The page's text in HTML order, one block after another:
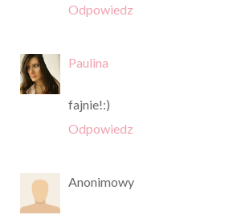
Odpowiedz
Paulina
fajnie!:)
Odpowiedz
Anonimowy